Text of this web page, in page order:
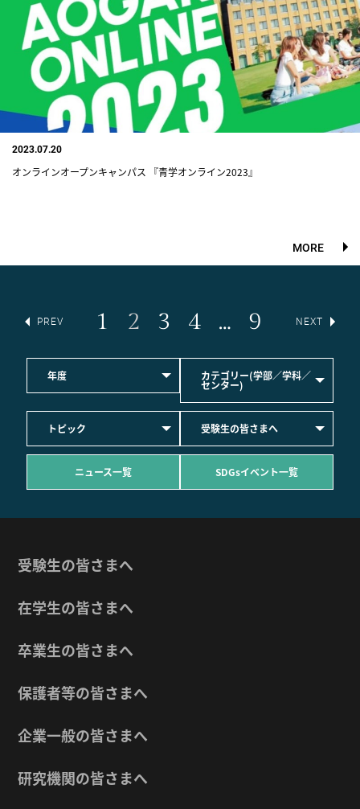
2023.07.20
オンラインオープンキャンパス 『青学オンライン2023』
MORE
PREV 1 2 3 4 … 9 NEXT
年度 カテゴリー(学部／学科／
センター)
トピック 受験生の皆さまへ
ニュース一覧 SDGsイベント一覧
受験生の皆さまへ
在学生の皆さまへ
卒業生の皆さまへ
保護者等の皆さまへ
企業一般の皆さまへ
研究機関の皆さまへ